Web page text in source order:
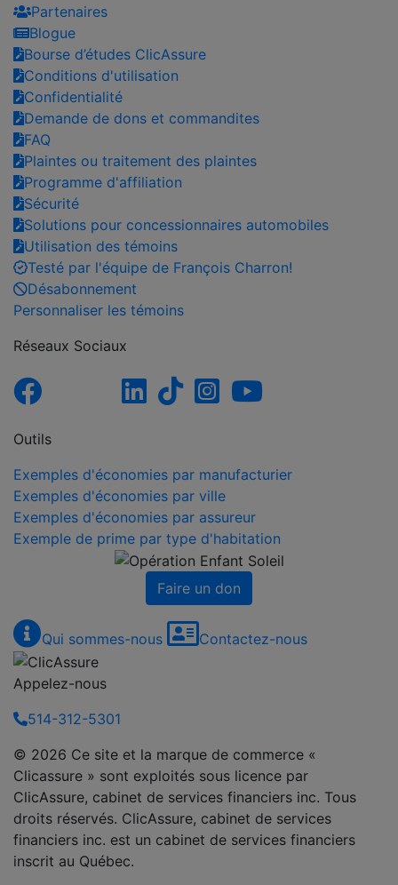
Partenaires
Blogue
Bourse d’études ClicAssure
Conditions d'utilisation
Confidentialité
Demande de dons et commandites
FAQ
Plaintes ou traitement des plaintes
Programme d'affiliation
Sécurité
Solutions pour concessionnaires automobiles
Utilisation des témoins
Testé par l'équipe de François Charron!
Désabonnement
Personnaliser les témoins
Réseaux Sociaux
Outils
Exemples d'économies par manufacturier
Exemples d'économies par ville
Exemples d'économies par assureur
Exemple de prime par type d'habitation
Faire un don
Qui sommes-nous Contactez-nous
Appelez-nous
514-312-5301
© 2026 Ce site et la marque de commerce «
Clicassure » sont exploités sous licence par
ClicAssure, cabinet de services financiers inc. Tous
droits réservés. ClicAssure, cabinet de services
financiers inc. est un cabinet de services financiers
inscrit au Québec.